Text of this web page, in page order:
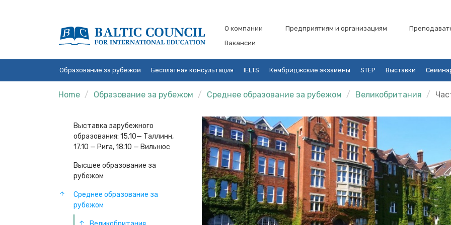
О компании Предприятиям и организациям
Вакансии
Образование за рубежом Бесплатная консультация IELTS Кембриджские экзамены STEP Выставки
Home Образование за рубежом Среднее образование за рубежом Великобритания
Выставка зарубежного
образования: 15.10— Таллинн,
17.10 — Рига, 18.10 — Вильнюс
Высшее образование за
рубежом
Среднее образование за
рубежом